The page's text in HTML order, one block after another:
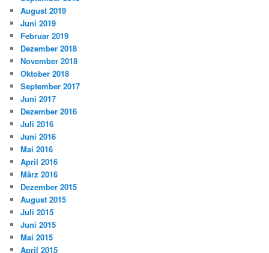
August 2019
Juni 2019
Februar 2019
Dezember 2018
November 2018
Oktober 2018
September 2017
Juni 2017
Dezember 2016
Juli 2016
Juni 2016
Mai 2016
April 2016
März 2016
Dezember 2015
August 2015
Juli 2015
Juni 2015
Mai 2015
April 2015